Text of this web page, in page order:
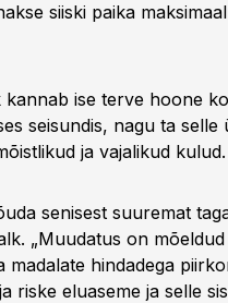
siiski paika
ise terve hoone
seisundis, nagu ta selle
ja vajalikud kulud.
senisest suuremat
„Muudatus on mõeldud
hindadega
riske eluaseme ja selle